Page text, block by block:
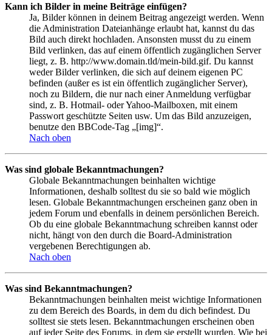
Kann ich Bilder in meine Beiträge einfügen?
Ja, Bilder können in deinem Beitrag angezeigt werden. Wenn
die Administration Dateianhänge erlaubt hat, kannst du das
Bild auch direkt hochladen. Ansonsten musst du zu einem
Bild verlinken, das auf einem öffentlich zugänglichen Server
liegt, z. B. http://www.domain.tld/mein-bild.gif. Du kannst
weder Bilder verlinken, die sich auf deinem eigenen PC
befinden (außer es ist ein öffentlich zugänglicher Server),
noch zu Bildern, die nur nach einer Anmeldung verfügbar
sind, z. B. Hotmail- oder Yahoo-Mailboxen, mit einem
Passwort geschützte Seiten usw. Um das Bild anzuzeigen,
benutze den BBCode-Tag „[img]“.
Nach oben
Was sind globale Bekanntmachungen?
Globale Bekanntmachungen beinhalten wichtige
Informationen, deshalb solltest du sie so bald wie möglich
lesen. Globale Bekanntmachungen erscheinen ganz oben in
jedem Forum und ebenfalls in deinem persönlichen Bereich.
Ob du eine globale Bekanntmachung schreiben kannst oder
nicht, hängt von den durch die Board-Administration
vergebenen Berechtigungen ab.
Nach oben
Was sind Bekanntmachungen?
Bekanntmachungen beinhalten meist wichtige Informationen
zu dem Bereich des Boards, in dem du dich befindest. Du
solltest sie stets lesen. Bekanntmachungen erscheinen oben
auf jeder Seite des Forums, in dem sie erstellt wurden. Wie bei